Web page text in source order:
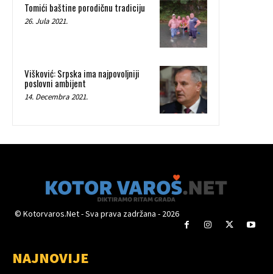
Tomići baštine porodičnu tradiciju
26. Jula 2021.
Višković: Srpska ima najpovoljniji
poslovni ambijent
14. Decembra 2021.
© Kotorvaros.Net - Sva prava zadržana - 2026
NAJNOVIJE